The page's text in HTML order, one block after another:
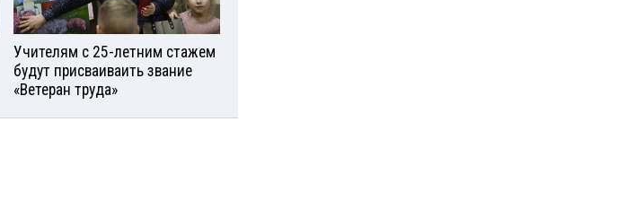
Учителям с 25-летним стажем
будут присваиваить звание
«Ветеран труда»